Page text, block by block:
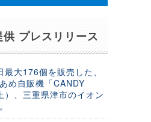
プレスリリース
最大176個を販売した、
め自販機「CANDY
、三重県津市のイオン